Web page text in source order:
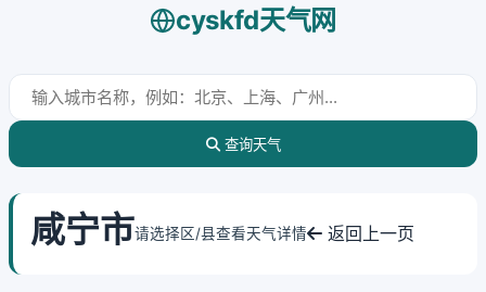
cyskfd天气网
查询天气
咸宁市请选择区/县查看天气详情 返回上一页